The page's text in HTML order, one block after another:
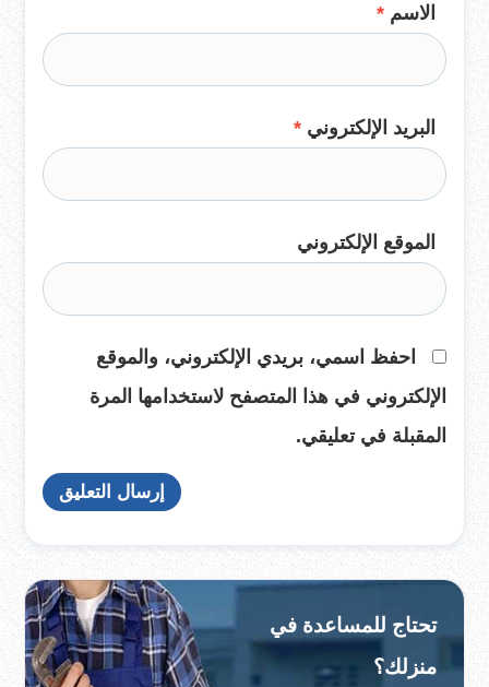
الاسم *
البريد الإلكتروني *
الموقع الإلكتروني
احفظ اسمي، بريدي الإلكتروني، والموقع
الإلكتروني في هذا المتصفح لاستخدامها المرة
المقبلة في تعليقي.
تحتاج للمساعدة في
منزلك؟